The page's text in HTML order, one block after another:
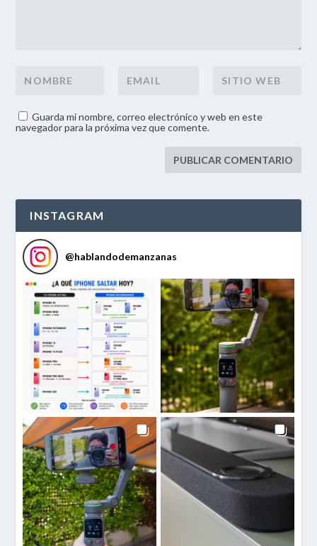
Guarda mi nombre, correo electrónico y web en este
navegador para la próxima vez que comente.
INSTAGRAM
@hablandodemanzanas